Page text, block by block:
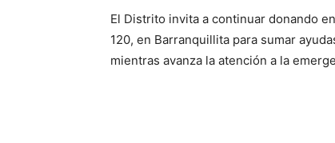
El Distrito invita a continuar donando
120, en Barranquillita para sumar
mientras avanza la atención a la